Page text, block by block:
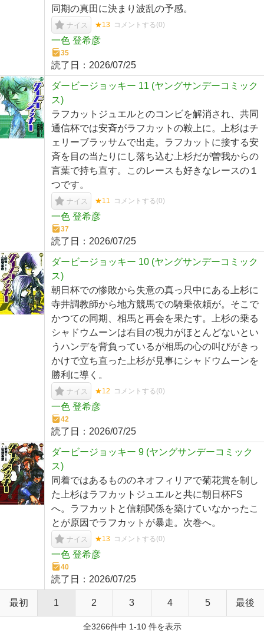
同期の真田に決まり波乱の予感。
ナイス ★13 コメントする(0)
一色 登希彦
35
読了日： 2026/07/25
ダービージョッキー 11 (ヤングサンデーコミック
ス)
ラフカットジュエルとのコンビを解消され、共同
通信杯では安斉がラフカットの鞍上に。上杉はチ
ェリーブラッサムで出走。ラフカットに接する安
斉を目の当たりにし落ち込む上杉だが曽我からの
言葉で持ち直す。このレースも好きなレースの１
つです。
ナイス ★11 コメントする(0)
一色 登希彦
37
読了日： 2026/07/25
ダービージョッキー 10 (ヤングサンデーコミック
ス)
朝日杯での惨敗から失意の真っ只中にある上杉に
寺井調教師から地方競馬での騎乗依頼が。そこで
かつての同期、相馬と再会を果たす。上杉の乗る
シャドウムーンは右目の視力がほとんどないとい
うハンデを背負っているが相馬の心の叫びがきっ
かけで立ち直った上杉が見事にシャドウムーンを
勝利に導く。
ナイス ★12 コメントする(0)
一色 登希彦
42
読了日： 2026/07/25
ダービージョッキー 9 (ヤングサンデーコミック
ス)
同着ではあるもののネオフィリアで菊花賞を制し
た上杉はラフカットジュエルと共に朝日杯FS
へ。ラフカットと信頼関係を築けていなかったこ
とが原因でラフカットが暴走。次巻へ。
ナイス ★13 コメントする(0)
一色 登希彦
40
読了日： 2026/07/25
最初 1 2 3 4 5 最後
全3266件中 1-10 件を表示